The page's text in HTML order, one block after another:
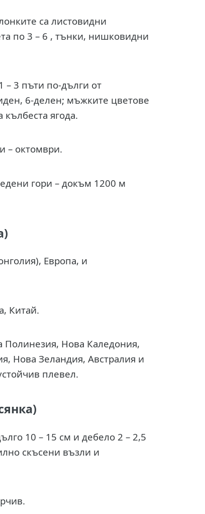
са листовидни
по 3 – 6 , тънки, нишковидни
– 3 пъти по-дълги от
6-делен; мъжките цветове
ягода.
– октомври.
гори – докъм 1200 м
Европа, и
Китай.
Полинезия, Нова Каледония,
Нова Зеландия, Австралия и
плевел.
10 – 15 см и дебело 2 – 2,5
скъсени възли и